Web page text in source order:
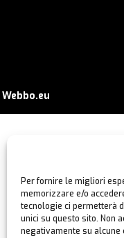
Per fornire le migliori
memorizzare e/o
tecnologie ci permetterà
unici su questo sito. Non
negativamente su alcune
Webbo.eu